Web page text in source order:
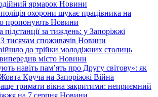
ярмарок Новини
охорони шукає працівника на
пропонують Новини
підстанції за тиждень: у Запоріжжі
тисячам споживачів Новини
до трійки молодіжних столиць
місто Новини
навіть пам’ять про Другу світову»: як
Круча на Запоріжжі Війна
тримати вікна закритими: неприємний
на 7 серпня Новини